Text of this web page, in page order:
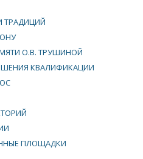
ТРАДИЦИЙ
О.В. ТРУШИНОЙ
КВАЛИФИКАЦИИ
ПЛОЩАДКИ